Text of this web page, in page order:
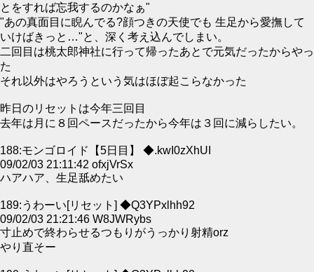
とをすれば忘我するのかなぁ"
"あの真面目に睨んでる?顔つきの天使でも 生足から愛撫して
いけばきっと…"と、深く考え込んでしまい。
二回目は桃太郎神社に行って帰ったあとで元気だったからやっ
た
それ以外はやろうという気はほぼ起こらなかった
昨日のリセットは今年三回目
去年は月に８回ペースだったから今年は３回に減らしたい。
188:モンゴロイド【5日目】 ◆.kwI0zXhUI
09/02/03 21:11:42 ofxjVrSx
ハアハア、生足舐めたい
189:うわーい[リセット] ◆Q3YPxlhh92
09/02/03 21:21:46 W8JWRybs
寸止めで終わらせるつもりがうっかり射精orz
やり直そー